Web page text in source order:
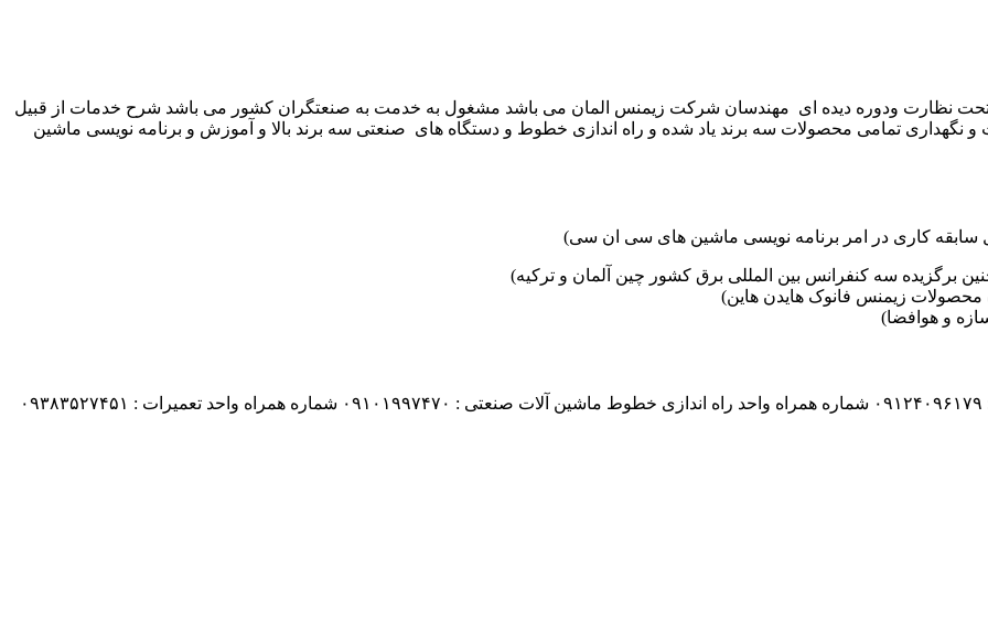
تکنوست با مدیریت مهندس علی فرخانی که از سال ۱۳۶۵ تحت نظارت ودوره دیده ای مهندسان شرکت زیمنس المان می باشد مشغول به خدمت به صنعتگران کشور می باشد شرح خدمات از قبیل
نگهداری تمامی محصولات سه برند یاد شده و راه اندازی خطوط و دستگاه های صنعتی سه برند بالا و آموزش و برنامه نویسی ماشین
برگزیده سه کنفرانس بین المللی برق کشور چین آلمان و ترکیه)
زیمنس فانوک هایدن هاین)
و هوافضا)